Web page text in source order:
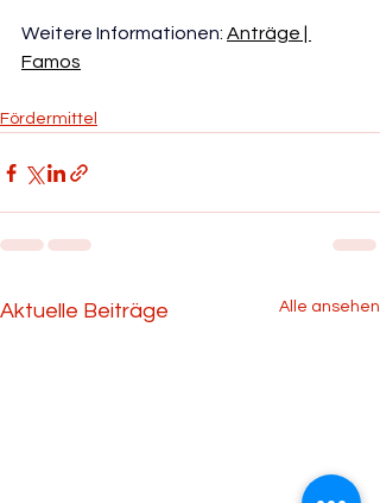
Weitere Informationen: Anträge |
Famos
Fördermittel
Aktuelle Beiträge Alle ansehen